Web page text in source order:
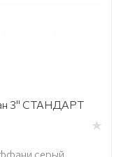
3" СТАНДАРТ
серый